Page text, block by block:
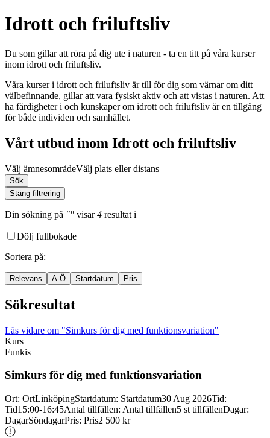
Idrott och friluftsliv
Du som gillar att röra på dig ute i naturen - ta en titt på våra kurser
inom idrott och friluftsliv.
Våra kurser i idrott och friluftsliv är till för dig som värnar om ditt
välbefinnande, gillar att vara fysiskt aktiv och att vistas i naturen. Att
ha färdigheter i och kunskaper om idrott och friluftsliv är en tillgång
för både individen och samhället.
Vårt utbud inom Idrott och friluftsliv
Välj ämnesområdeVälj plats eller distans
Sök
Stäng filtrering
Din sökning på "" visar4 resultat i
Dölj fullbokade
Sortera på:
Relevans A-Ö Startdatum Pris
Sökresultat
Läs vidare om "Simkurs för dig med funktionsvariation"
Kurs
Funkis
Simkurs för dig med funktionsvariation
Ort: OrtLinköpingStartdatum: Startdatum30 Aug 2026Tid:
Tid15:00-16:45Antal tillfällen: Antal tillfällen5 st tillfällenDagar:
DagarSöndagarPris: Pris2 500 kr